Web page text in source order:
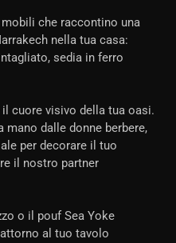
che raccontino una
nella tua casa:
sedia in ferro
cuore visivo della tua oasi.
mano dalle donne berbere,
per decorare il tuo
il nostro partner
o il pouf Sea Yoke
al tuo tavolo